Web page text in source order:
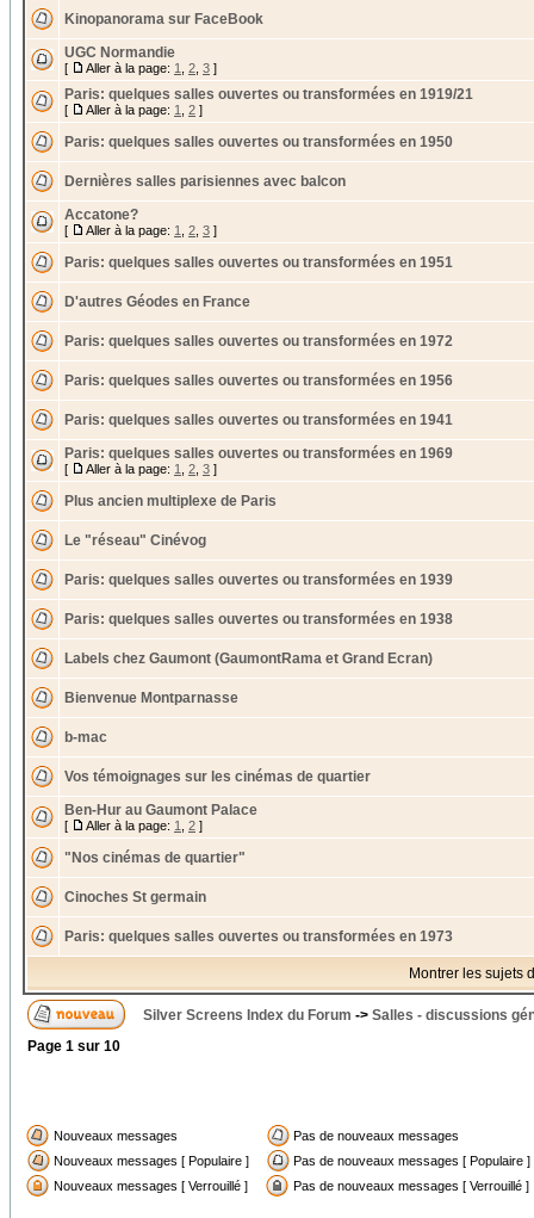
Kinopanorama sur FaceBook
UGC Normandie
[ Aller à la page: 1 2 3 ]
Paris: quelques salles ouvertes ou transformées en 1919/21
[ Aller à la page: 1 2 ]
Paris: quelques salles ouvertes ou transformées en 1950
Dernières salles parisiennes avec balcon
Accatone?
[ Aller à la page: 1 2 3 ]
Paris: quelques salles ouvertes ou transformées en 1951
D'autres Géodes en France
Paris: quelques salles ouvertes ou transformées en 1972
Paris: quelques salles ouvertes ou transformées en 1956
Paris: quelques salles ouvertes ou transformées en 1941
Paris: quelques salles ouvertes ou transformées en 1969
[ Aller à la page: 1 2 3 ]
Plus ancien multiplexe de Paris
Le "réseau" Cinévog
Paris: quelques salles ouvertes ou transformées en 1939
Paris: quelques salles ouvertes ou transformées en 1938
Labels chez Gaumont (GaumontRama et Grand Ecran)
Bienvenue Montparnasse
b-mac
Vos témoignages sur les cinémas de quartier
Ben-Hur au Gaumont Palace
[ Aller à la page: 1 2 ]
"Nos cinémas de quartier"
Cinoches St germain
Paris: quelques salles ouvertes ou transformées en 1973
Montrer les sujets
Silver Screens Index du Forum -> Salles - discussions
Page 1 sur 10
Nouveaux messages
Pas de nouveaux messages
Nouveaux messages [ Populaire ]
Pas de nouveaux messages [ Populaire ]
Nouveaux messages [ Verrouillé ]
Pas de nouveaux messages [ Verrouillé ]